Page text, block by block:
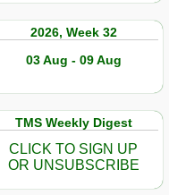
2026, Week 32
03 Aug - 09 Aug
TMS Weekly Digest
CLICK TO SIGN UP
OR UNSUBSCRIBE